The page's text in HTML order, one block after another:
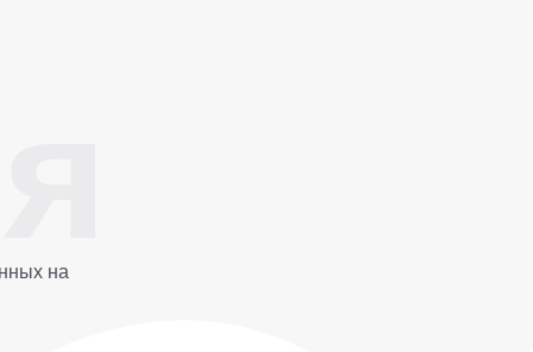
на